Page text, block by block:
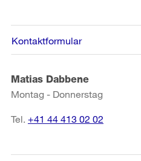
Kontaktformular
Matias Dabbene
Montag - Donnerstag
Tel. +41 44 413 02 02